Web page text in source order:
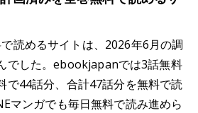
読めるサイトは、2026年6月の調
でした。ebookjapanでは3話無料
で44話分、合計47話分を無料で読
マンガでも毎日無料で読み進めら